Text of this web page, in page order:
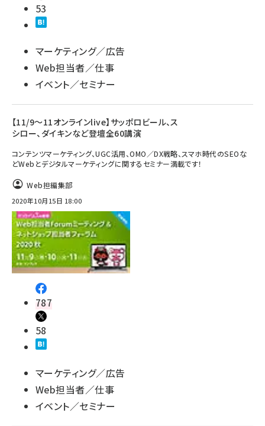
53
マーケティング／広告
Web担当者／仕事
イベント／セミナー
【11/9～11オンラインlive】サッポロビール、ス
シロー、ダイキンなど登壇全60講演
コンテンツマーケティング、UGC活用、OMO／DX戦略、スマホ時代のSEOな
どWebとデジタルマーケティングに関するセミナー満載です！
Web担編集部
2020年10月15日 18:00
787
58
マーケティング／広告
Web担当者／仕事
イベント／セミナー